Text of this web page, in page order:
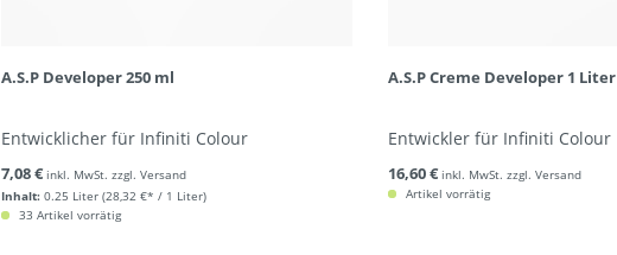
A.S.P Developer 250 ml
Entwicklicher für Infiniti Colour
Inhalt: 0.25 Liter (28,32 €* / 1 Liter)
7,08 € inkl. MwSt. zzgl. Versand
33 Artikel vorrätig
A.S.P Creme Developer 1 Liter
Entwickler für Infiniti Colour
16,60 € inkl. MwSt. zzgl. Versand
Artikel vorrätig